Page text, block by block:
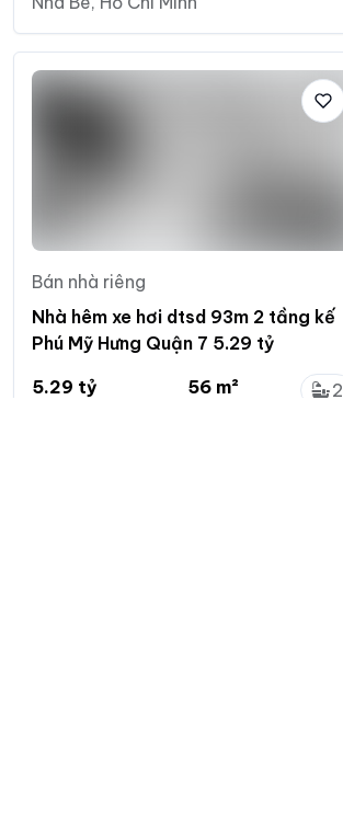
Bán nhà riêng
Nhà hêm xe hơi dtsd 93m 2 tầng kế
Phú Mỹ Hưng Quận 7 5.29 tỷ
5.29 tỷ
56 m²
2